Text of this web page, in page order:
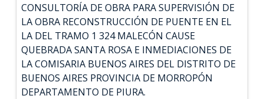
CONSULTORÍA DE OBRA PARA SUPERVISIÓN DE
LA OBRA RECONSTRUCCIÓN DE PUENTE EN EL
LA DEL TRAMO 1 324 MALECÓN CAUSE
QUEBRADA SANTA ROSA E INMEDIACIONES DE
LA COMISARIA BUENOS AIRES DEL DISTRITO DE
BUENOS AIRES PROVINCIA DE MORROPÓN
DEPARTAMENTO DE PIURA.